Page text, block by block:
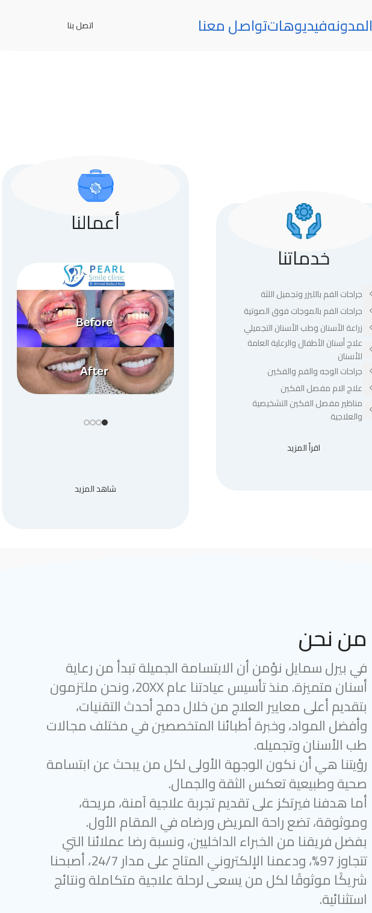
المدونهفيديوهاتتواصل معنا اتصل بنا
خدماتنا
جراحات الفم بالليزر وتجميل اللثة
جراحات الفم بالموجات فوق الصوتية
زراعة الأسنان وطب الأسنان التجميلي
علاج أسنان الأطفال والرعاية العامة
للأسنان
جراحات الوجه والفم والفكين
علاج الام مفصل الفكين
مناظير مفصل الفكين التشخيصية
والعلاجية
اقرأ المزيد
أعمالنا
شاهد المزيد
من نحن
في بيرل سمايل نؤمن أن الابتسامة الجميلة تبدأ من رعاية
أسنان متميزة. منذ تأسيس عيادتنا عام 20XX، ونحن ملتزمون
بتقديم أعلى معايير العلاج من خلال دمج أحدث التقنيات،
وأفضل المواد، وخبرة أطبائنا المتخصصين في مختلف مجالات
طب الأسنان وتجميله.
رؤيتنا هي أن نكون الوجهة الأولى لكل من يبحث عن ابتسامة
صحية وطبيعية تعكس الثقة والجمال.
أما هدفنا فيرتكز على تقديم تجربة علاجية آمنة، مريحة،
وموثوقة، تضع راحة المريض ورضاه في المقام الأول.
بفضل فريقنا من الخبراء الداخليين، ونسبة رضا عملائنا التي
تتجاوز 97%، ودعمنا الإلكتروني المتاح على مدار 24/7، أصبحنا
شريكًا موثوقًا لكل من يسعى لرحلة علاجية متكاملة ونتائج
استثنائية.